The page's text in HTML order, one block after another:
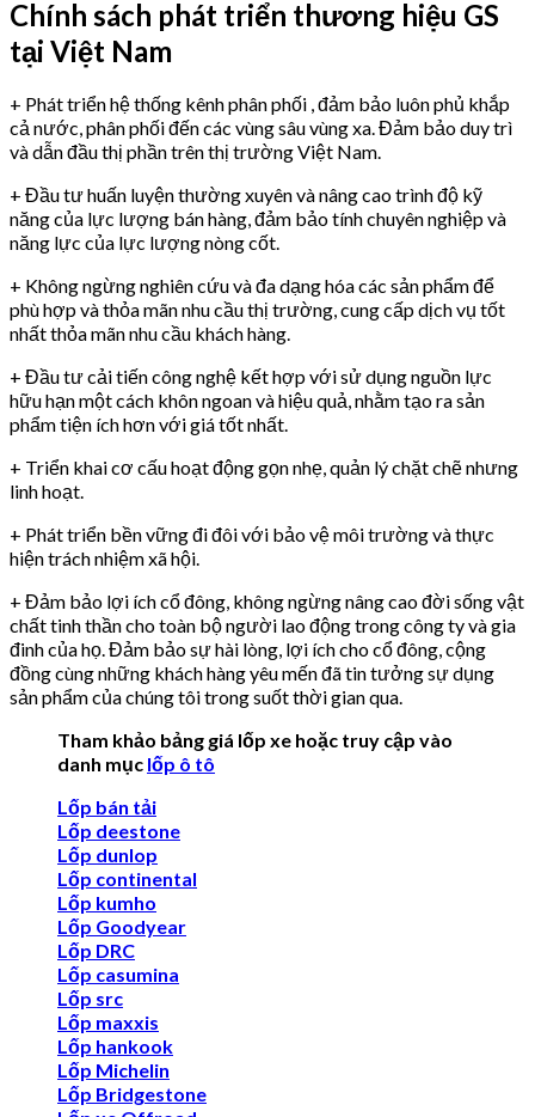
Chính sách phát triển thương hiệu GS
tại Việt Nam
+ Phát triển hệ thống kênh phân phối , đảm bảo luôn phủ khắp
cả nước, phân phối đến các vùng sâu vùng xa. Đảm bảo duy trì
và dẫn đầu thị phần trên thị trường Việt Nam.
+ Đầu tư huấn luyện thường xuyên và nâng cao trình độ kỹ
năng của lực lượng bán hàng, đảm bảo tính chuyên nghiệp và
năng lực của lực lượng nòng cốt.
+ Không ngừng nghiên cứu và đa dạng hóa các sản phẩm để
phù hợp và thỏa mãn nhu cầu thị trường, cung cấp dịch vụ tốt
nhất thỏa mãn nhu cầu khách hàng.
+ Đầu tư cải tiến công nghệ kết hợp với sử dụng nguồn lực
hữu hạn một cách khôn ngoan và hiệu quả, nhằm tạo ra sản
phẩm tiện ích hơn với giá tốt nhất.
+ Triển khai cơ cấu hoạt động gọn nhẹ, quản lý chặt chẽ nhưng
linh hoạt.
+ Phát triển bền vững đi đôi với bảo vệ môi trường và thực
hiện trách nhiệm xã hội.
+ Đảm bảo lợi ích cổ đông, không ngừng nâng cao đời sống vật
chất tinh thần cho toàn bộ người lao động trong công ty và gia
đinh của họ. Đảm bảo sự hài lòng, lợi ích cho cổ đông, cộng
đồng cùng những khách hàng yêu mến đã tin tưởng sự dụng
sản phẩm của chúng tôi trong suốt thời gian qua.
Tham khảo bảng giá lốp xe hoặc truy cập vào
danh mục lốp ô tô
Lốp bán tải
Lốp deestone
Lốp dunlop
Lốp continental
Lốp kumho
Lốp Goodyear
Lốp DRC
Lốp casumina
Lốp src
Lốp maxxis
Lốp hankook
Lốp Michelin
Lốp Bridgestone